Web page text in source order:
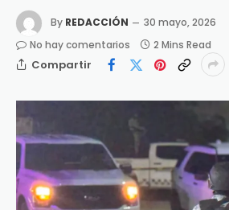
By REDACCIÓN
30 mayo, 2026
No hay comentarios
2 Mins Read
Compartir